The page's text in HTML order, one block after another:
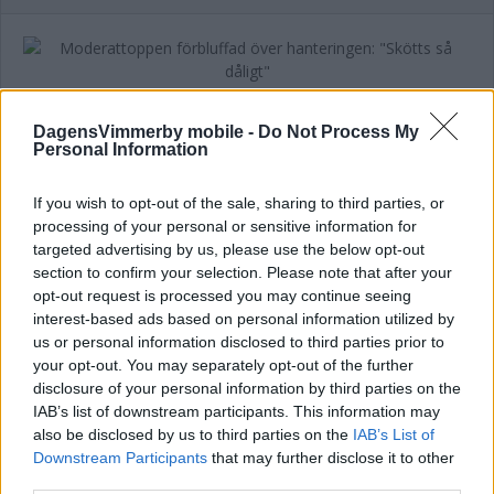
DagensVimmerby mobile - Do Not Process My
Personal Information
If you wish to opt-out of the sale, sharing to third parties, or
processing of your personal or sensitive information for
targeted advertising by us, please use the below opt-out
section to confirm your selection. Please note that after your
opt-out request is processed you may continue seeing
interest-based ads based on personal information utilized by
us or personal information disclosed to third parties prior to
your opt-out. You may separately opt-out of the further
disclosure of your personal information by third parties on the
IAB’s list of downstream participants. This information may
also be disclosed by us to third parties on the IAB’s List of
Downstream Participants that may further disclose it to other
hanteringen: "Skötts så dåligt"
OPPOSITIONEN KRITISK – M RÖSTADE
NEJ TILL KOMMUNDIREKTÖREN
POLITIK 06 februari 2025 08.25
Annons: